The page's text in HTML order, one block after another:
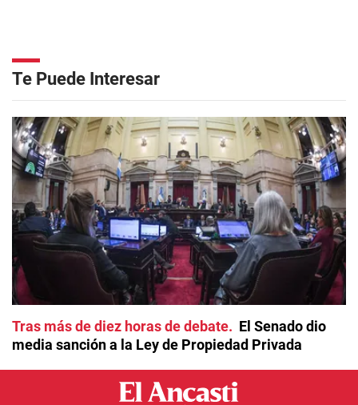
Te Puede Interesar
Tras más de diez horas de debate
El Senado dio
media sanción a la Ley de Propiedad Privada